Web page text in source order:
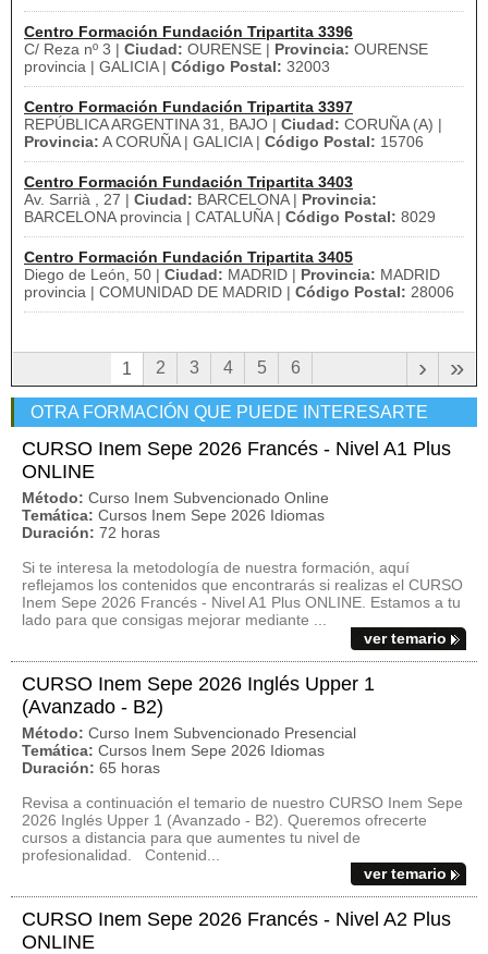
Centro Formación Fundación Tripartita 3396
C/ Reza nº 3 | Ciudad: OURENSE | Provincia: OURENSE
provincia | GALICIA | Código Postal: 32003
Centro Formación Fundación Tripartita 3397
REPÚBLICA ARGENTINA 31, BAJO | Ciudad: CORUÑA (A) |
Provincia: A CORUÑA | GALICIA | Código Postal: 15706
Centro Formación Fundación Tripartita 3403
Av. Sarrià , 27 | Ciudad: BARCELONA | Provincia:
BARCELONA provincia | CATALUÑA | Código Postal: 8029
Centro Formación Fundación Tripartita 3405
Diego de León, 50 | Ciudad: MADRID | Provincia: MADRID
provincia | COMUNIDAD DE MADRID | Código Postal: 28006
1 2 3 4 5 6 »
›
OTRA FORMACIÓN QUE PUEDE INTERESARTE
CURSO Inem Sepe 2026 Francés - Nivel A1 Plus
ONLINE
Método: Curso Inem Subvencionado Online
Temática: Cursos Inem Sepe 2026 Idiomas
Duración: 72 horas
Si te interesa la metodología de nuestra formación, aquí
reflejamos los contenidos que encontrarás si realizas el CURSO
Inem Sepe 2026 Francés - Nivel A1 Plus ONLINE. Estamos a tu
lado para que consigas mejorar mediante ...
ver temario
CURSO Inem Sepe 2026 Inglés Upper 1
(Avanzado - B2)
Método: Curso Inem Subvencionado Presencial
Temática: Cursos Inem Sepe 2026 Idiomas
Duración: 65 horas
Revisa a continuación el temario de nuestro CURSO Inem Sepe
2026 Inglés Upper 1 (Avanzado - B2). Queremos ofrecerte
cursos a distancia para que aumentes tu nivel de
profesionalidad. Contenid...
ver temario
CURSO Inem Sepe 2026 Francés - Nivel A2 Plus
ONLINE